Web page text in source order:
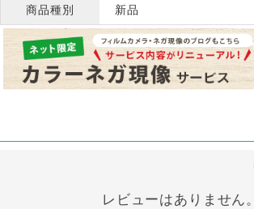
商品種別 新品
レビューはありません。